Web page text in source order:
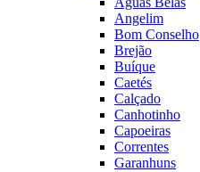
Angelim
Bom Conselho
Brejão
Buíque
Caetés
Calçado
Canhotinho
Capoeiras
Correntes
Garanhuns